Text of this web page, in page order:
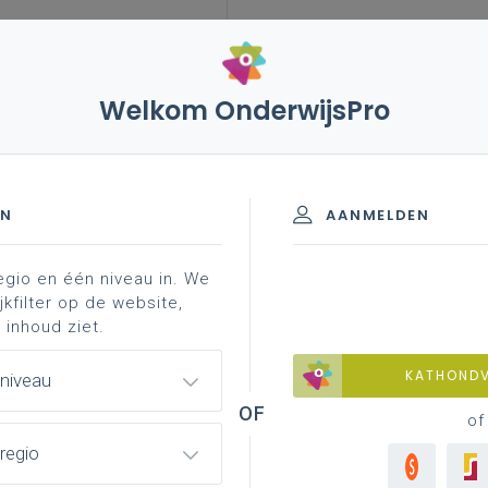
vakken en leerplannen 2de graad
- a-finaliteit
professionalisering
basiscomponenten - 2de
materiaal
Welkom OnderwijsPro
AANMELDEN
of
en één niveau in. We
op de website,
ziet.